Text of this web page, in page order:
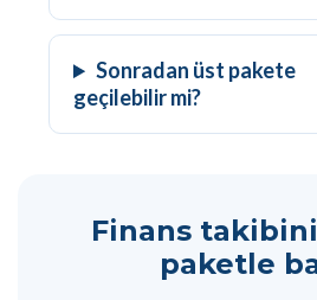
Sonradan üst pakete
geçilebilir mi?
Finans
paketle